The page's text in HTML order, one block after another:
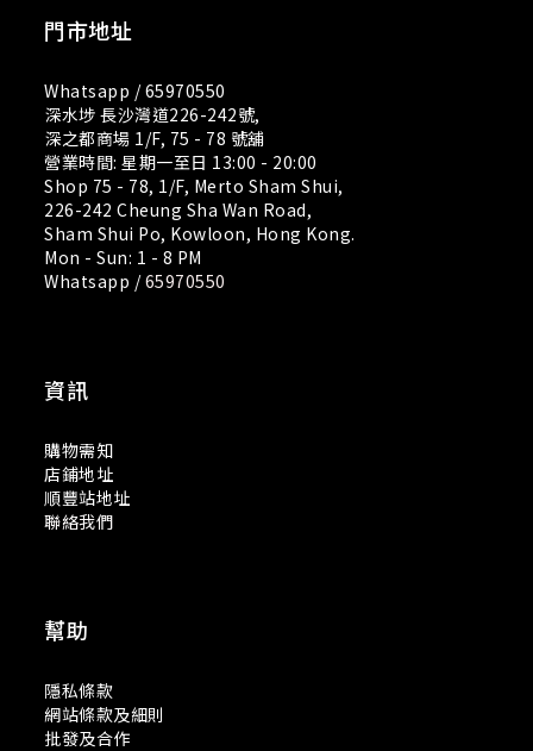
門市地址
Whatsapp /65970550
深水埗 長沙灣道226-242號,
深之都商場 1/F, 75 - 78 號舖
營業時間: 星期一至日 13:00 - 20:00
Shop 75 - 78, 1/F, Merto Sham Shui,
226-242 Cheung Sha Wan Road,
Sham Shui Po, Kowloon, Hong Kong.
Mon - Sun: 1 - 8 PM
Whatsapp /65970550
資訊
購物需知
店鋪地址
順豐站地址
聯絡我們
幫助
隱私條款
網站條款及細則
批發及合作